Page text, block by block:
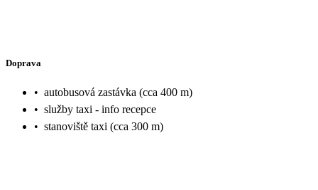
Doprava
• autobusová zastávka (cca 400 m)
• služby taxi - info recepce
• stanoviště taxi (cca 300 m)